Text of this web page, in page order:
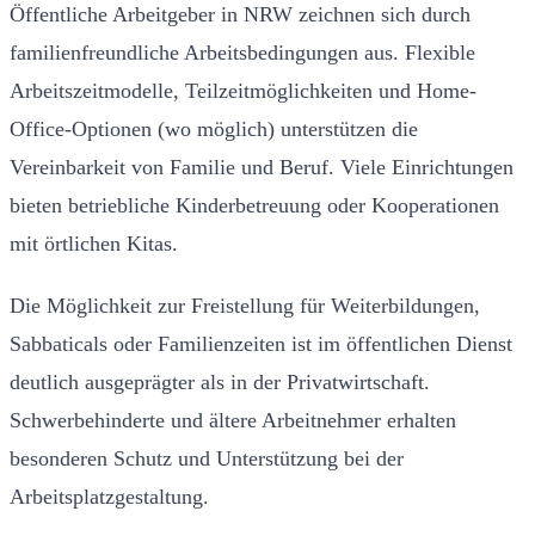
Öffentliche Arbeitgeber in NRW zeichnen sich durch
familienfreundliche Arbeitsbedingungen aus. Flexible
Arbeitszeitmodelle, Teilzeitmöglichkeiten und Home-
Office-Optionen (wo möglich) unterstützen die
Vereinbarkeit von Familie und Beruf. Viele Einrichtungen
bieten betriebliche Kinderbetreuung oder Kooperationen
mit örtlichen Kitas.
Die Möglichkeit zur Freistellung für Weiterbildungen,
Sabbaticals oder Familienzeiten ist im öffentlichen Dienst
deutlich ausgeprägter als in der Privatwirtschaft.
Schwerbehinderte und ältere Arbeitnehmer erhalten
besonderen Schutz und Unterstützung bei der
Arbeitsplatzgestaltung.